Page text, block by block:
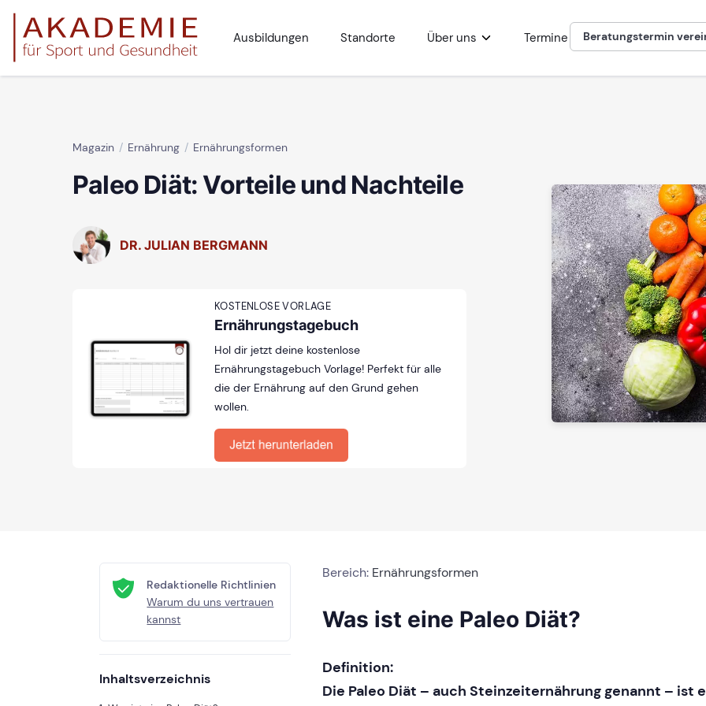
Ausbildungen Standorte Über uns Termine Beratungstermin
Magazin Ernährung Ernährungsformen
Paleo Diät: Vorteile und Nachteile
DR. JULIAN BERGMANN
KOSTENLOSE VORLAGE
Ernährungstagebuch
Hol dir jetzt deine kostenlose
Ernährungstagebuch Vorlage! Perfekt für alle
die der Ernährung auf den Grund gehen
wollen.
Redaktionelle Richtlinien
Warum du uns vertrauen
kannst
Inhaltsverzeichnis
Bereich: Ernährungsformen
Was ist eine Paleo Diät?
Definition:
Die Paleo Diät – auch Steinzeiternährung genannt – ist